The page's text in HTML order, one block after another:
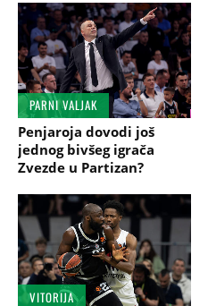
PARNI VALJAK
Penjaroja dovodi još
jednog bivšeg igrača
Zvezde u Partizan?
VITORIJA